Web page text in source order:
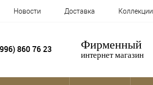
Новости Доставка Коллекции
860 76 23 Фирменный
интернет магазин